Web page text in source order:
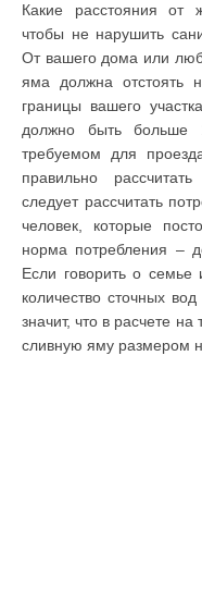
Какие расстояния от
чтобы не нарушить
От вашего дома или
яма должна отстоять
границы вашего
должно быть больше
требуемом для
правильно
следует рассчитать
человек, которые
норма потребления –
Если говорить о
количество сточных
значит, что в расчете
сливную яму размером